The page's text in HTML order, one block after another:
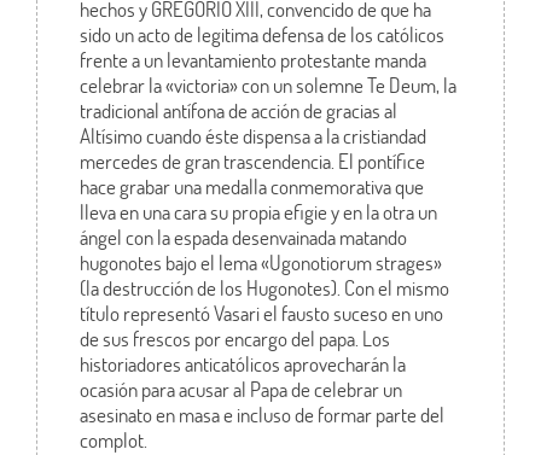
hechos y GREGORIO XIII, convencido de que ha
sido un acto de legitima defensa de los católicos
frente a un levantamiento protestante manda
celebrar la «victoria» con un solemne Te Deum, la
tradicional antífona de acción de gracias al
Altísimo cuando éste dispensa a la cristiandad
mercedes de gran trascendencia. El pontífice
hace grabar una medalla conmemorativa que
lleva en una cara su propia efigie y en la otra un
ángel con la espada desenvainada matando
hugonotes bajo el lema «Ugonotiorum strages»
(la destrucción de los Hugonotes). Con el mismo
título representó Vasari el fausto suceso en uno
de sus frescos por encargo del papa. Los
historiadores anticatólicos aprovecharán la
ocasión para acusar al Papa de celebrar un
asesinato en masa e incluso de formar parte del
complot.